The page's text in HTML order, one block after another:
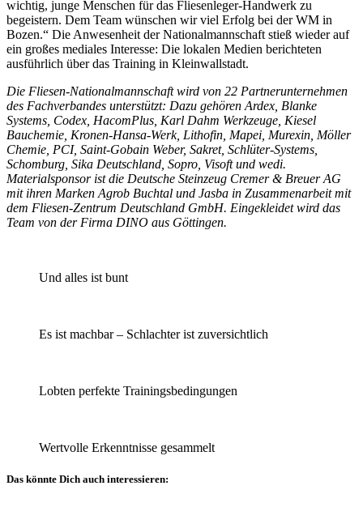
wichtig, junge Menschen für das Fliesenleger-Handwerk zu
begeistern. Dem Team wünschen wir viel Erfolg bei der WM in
Bozen.“ Die Anwesenheit der Nationalmannschaft stieß wieder auf
ein großes mediales Interesse: Die lokalen Medien berichteten
ausführlich über das Training in Kleinwallstadt.
Die Fliesen-Nationalmannschaft wird von 22 Partnerunternehmen
des Fachverbandes unterstützt: Dazu gehören Ardex, Blanke
Systems, Codex, HacomPlus, Karl Dahm Werkzeuge, Kiesel
Bauchemie, Kronen-Hansa-Werk, Lithofin, Mapei, Murexin, Möller
Chemie, PCI, Saint-Gobain Weber, Sakret, Schlüter-Systems,
Schomburg, Sika Deutschland, Sopro, Visoft und wedi.
Materialsponsor ist die Deutsche Steinzeug Cremer & Breuer AG
mit ihren Marken Agrob Buchtal und Jasba in Zusammenarbeit mit
dem Fliesen-Zentrum Deutschland GmbH. Eingekleidet wird das
Team von der Firma DINO aus Göttingen.
Und alles ist bunt
Es ist machbar – Schlachter ist zuversichtlich
Lobten perfekte Trainingsbedingungen
Wertvolle Erkenntnisse gesammelt
Das könnte Dich auch interessieren: